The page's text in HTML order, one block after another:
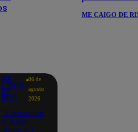
ME CAIGO DE
ME
CAIGO
DE
RISA
06 de
agosto
2026
"A Machuca
le dicen